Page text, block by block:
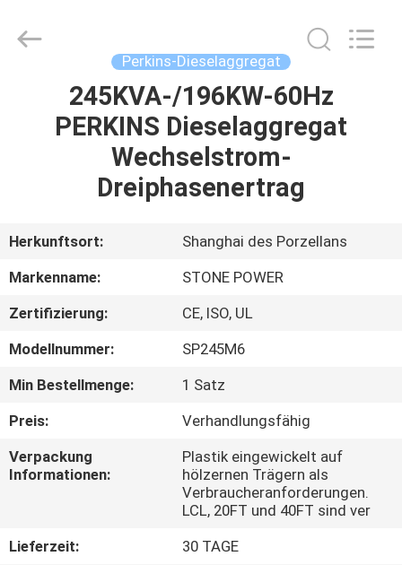
PRODUKTE
UNS
AUSFLUG
QUALITÄTSKONTROLLE
TRETEN
SIE
UNS
CO.,LTD.
Perkins-Dieselaggregat
245KVA-/196KW-60Hz
PERKINS Dieselaggregat
Wechselstrom-
Dreiphasenertrag
Herkunftsort:
Shanghai des Porzellans
Markenname:
STONE POWER
Zertifizierung:
CE, ISO, UL
Modellnummer:
SP245M6
Min Bestellmenge:
1 Satz
Preis:
Verhandlungsfähig
Verpackung
Informationen:
Plastik eingewickelt auf
hölzernen Trägern als
Verbraucheranforderungen.
LCL, 20FT und 40FT sind ver
Lieferzeit:
30 TAGE